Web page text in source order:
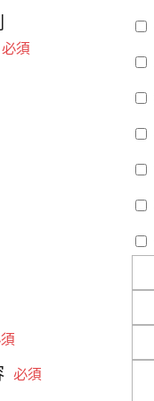
必須
必須